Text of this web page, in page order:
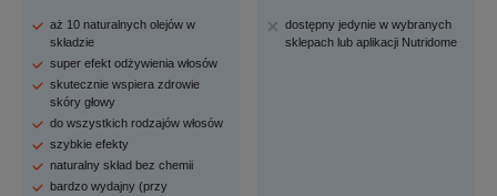
aż 10 naturalnych olejów w
składzie
super efekt odżywienia włosów
skutecznie wspiera zdrowie
skóry głowy
do wszystkich rodzajów włosów
szybkie efekty
naturalny skład bez chemii
bardzo wydajny (przy
dostępny jedynie w wybranych
sklepach lub aplikacji Nutridome